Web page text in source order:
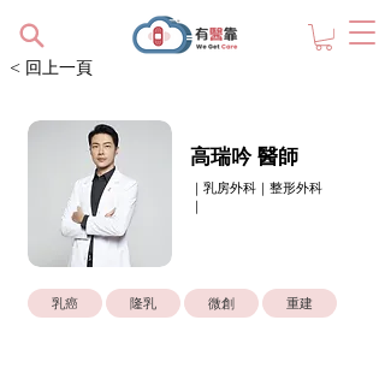
< 回上一頁
高瑞吟 醫師
｜乳房外科｜整形外科
｜
乳癌 隆乳 微創 重建